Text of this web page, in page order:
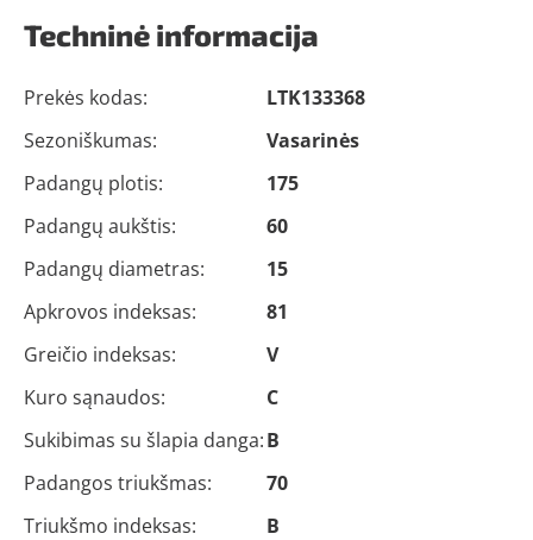
Techninė informacija
Prekės kodas:
LTK133368
Sezoniškumas:
Vasarinės
Padangų plotis:
175
Padangų aukštis:
60
Padangų diametras:
15
Apkrovos indeksas:
81
Greičio indeksas:
V
Kuro sąnaudos:
C
Sukibimas su šlapia danga:B
Padangos triukšmas:
70
Triukšmo indeksas:
B